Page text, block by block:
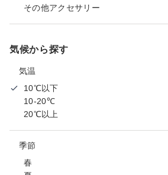
その他アクセサリー
気候から探す
気温
10℃以下
10-20℃
20℃以上
季節
春